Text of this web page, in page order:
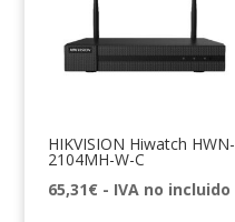
HIKVISION Hiwatch HWN-
2104MH-W-C
65,31€ - IVA no incluido